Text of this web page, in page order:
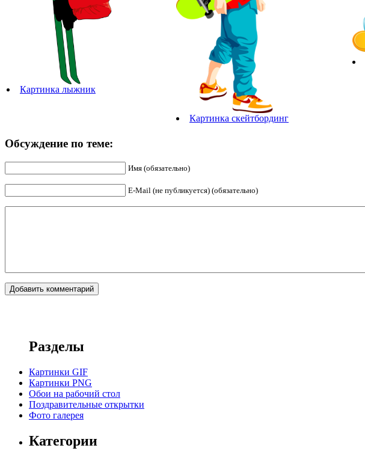
Картинка лыжник
Картинка скейтбординг
Обсуждение по теме:
Имя (обязательно)
E-Mail (не публикуется) (обязательно)
Разделы
Картинки GIF
Картинки PNG
Обои на рабочий стол
Поздравительные открытки
Фото галерея
Категории